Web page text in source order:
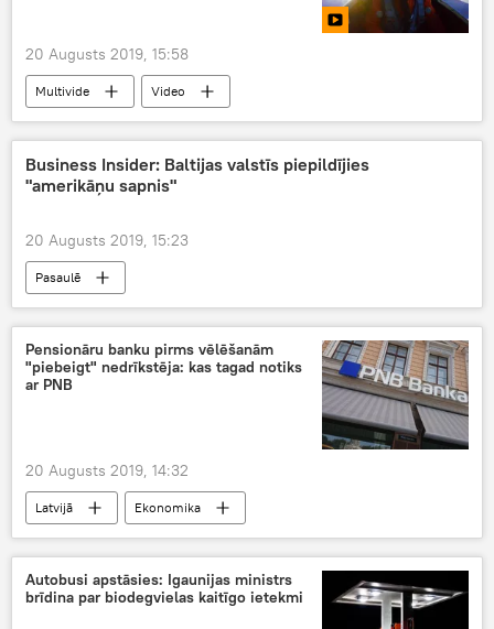
20 Augusts 2019, 15:58
Multivide Video
Business Insider: Baltijas valstīs piepildījies
"amerikāņu sapnis"
20 Augusts 2019, 15:23
Pasaulē
Pensionāru banku pirms vēlēšanām
"piebeigt" nedrīkstēja: kas tagad notiks
ar PNB
20 Augusts 2019, 14:32
Latvijā Ekonomika
Autobusi apstāsies: Igaunijas ministrs
brīdina par biodegvielas kaitīgo ietekmi